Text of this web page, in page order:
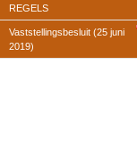
REGELS
Vaststellingsbesluit (25 juni
2019)